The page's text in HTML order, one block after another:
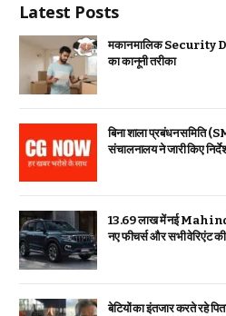
Latest Posts
मकान मालिक Security
का कानूनी तरीका
बिना शाला प्रबंधन समिति
संचालनालय ने जारी किए
₹13.69 लाख में नई
नए फीचर्स और सभी वेरिएंट
बेटियों का इंतजार करते रहे